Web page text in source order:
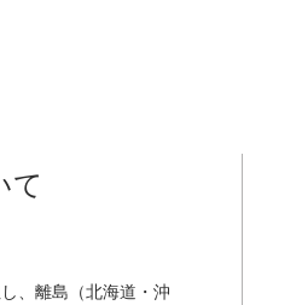
て
、離島（北海道・沖